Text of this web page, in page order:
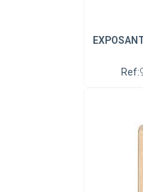
Ref: